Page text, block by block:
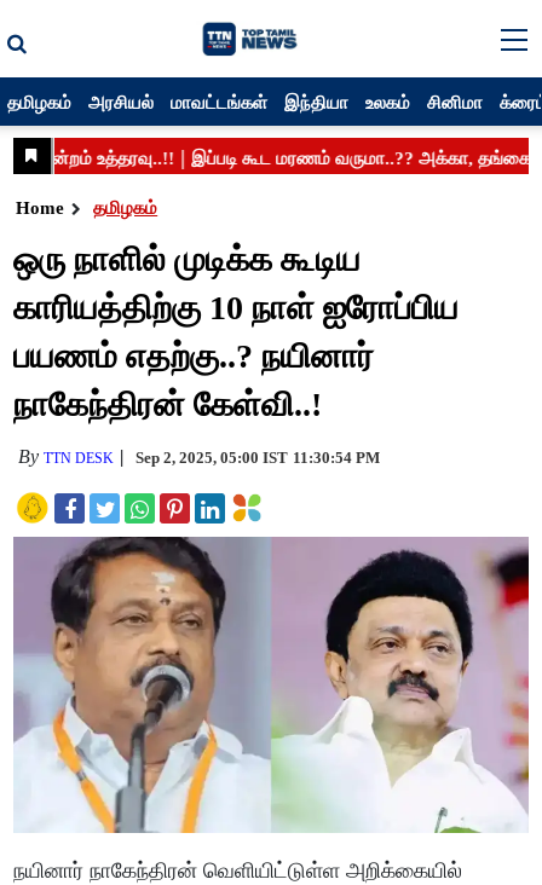
தமிழகம் அரசியல் மாவட்டங்கள் இந்தியா உலகம் சினிமா
Home தமிழகம்
ஒரு நாளில் முடிக்க கூடிய
காரியத்திற்கு 10 நாள் ஐரோப்பிய
பயணம் எதற்கு..? நயினார்
நாகேந்திரன் கேள்வி..!
ByTTN DESK Sep 2, 2025, 05:00 IST 11:30:54 PM
நயினார் நாகேந்திரன் வெளியிட்டுள்ள அறிக்கையில்